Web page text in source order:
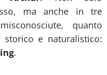
, ma anche in tre
quanto
e naturalistico:
.